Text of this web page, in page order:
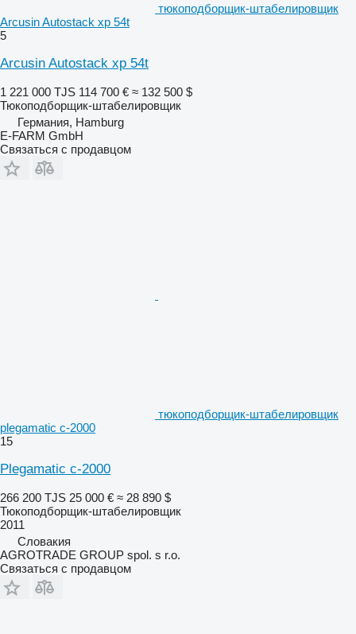
тюкоподборщик-штабелировщик
Arcusin Autostack xp 54t
5
Arcusin Autostack xp 54t
1 221 000 TJS 114 700 € ≈ 132 500 $
Тюкоподборщик-штабелировщик
Германия, Hamburg
E-FARM GmbH
Связаться с продавцом
тюкоподборщик-штабелировщик
plegamatic c-2000
15
Plegamatic c-2000
266 200 TJS 25 000 € ≈ 28 890 $
Тюкоподборщик-штабелировщик
2011
Словакия
AGROTRADE GROUP spol. s r.o.
Связаться с продавцом